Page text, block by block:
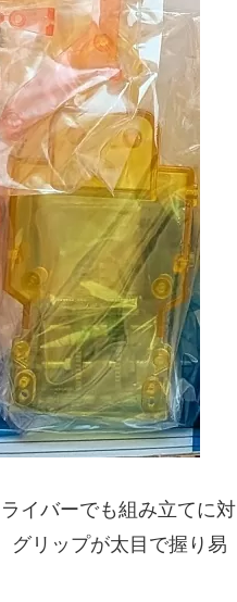
イバーでも組み立てに対
グリップが太目で握り易